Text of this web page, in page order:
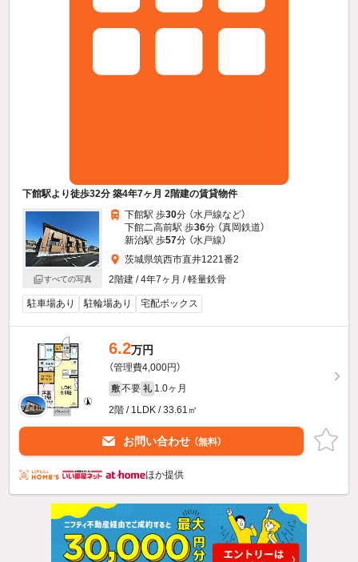
下館駅より徒歩32分 築4年7ヶ月 2階建の賃貸物件
すべての写真
下館駅 歩30分 （水戸線など）
下館二高前駅 歩36分 （真岡鉄道）
新治駅 歩57分 （水戸線）
茨城県筑西市直井1221番2
2階建 / 4年7ヶ月 / 軽量鉄骨
駐車場あり 駐輪場あり 宅配ボックス
6.2万円
（管理費4,000円）
敷 不要 礼 1.0ヶ月
2階 / 1LDK / 33.61㎡
お問い合わせ （無料）
ほか提供